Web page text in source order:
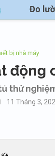
Đo
bị nhà máy
động
thử
11 Tháng 3,